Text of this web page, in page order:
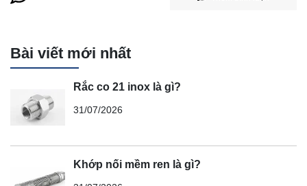
Bài viết mới nhất
Rắc co 21 inox là gì?
31/07/2026
Khớp nối mềm ren là gì?